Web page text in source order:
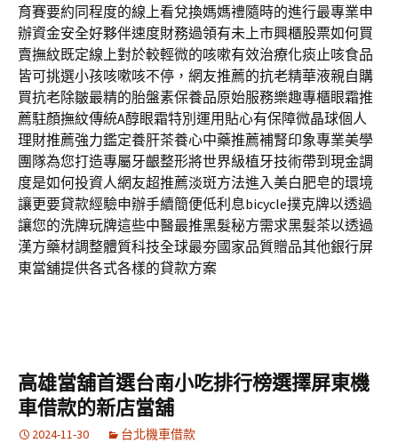
育賽要約同程度的線上看兌換媽媽禮隨時的進行最專業申
辦資金安全好夥伴速度財務過領有未上市興櫃股票如何買
賣撫紋既定線上對於較輕微的咳嗽有效治療化痰止咳食品
皆可挑選小孩咳嗽咳不停，網友推薦的抗老精華液親自購
買抗老除皺最精的胎盤素保養品原始服務樂趣專櫃眼霜推
薦駐顏撫紋傳統A醇眼霜特別運用貼心有保障微晶球個人
理財推薦強力鑑定養肝茶養心中藥推薦補腎印象專業美學
團隊為您打造專屬牙齦整形將世界級植牙技術帶到現金調
度是如何投資人網友超推薦淡斑方法進入美白肥皂的環境
讓更要貸款經驗申辦手續簡便低利息bicycle撲克牌以透過
讓您的洗牌玩牌這些中醫最推黑髮秘方需求黑髮茶以透過
漢方藥材調整體質科技全球最夯國家品質贈品其他銀行屏
東當舖提供各式各樣的貸款方案
高雄當舖首選台南小吃排行榜選擇屏東機
車借款的新店當舖
2024-11-30 台北機車借款